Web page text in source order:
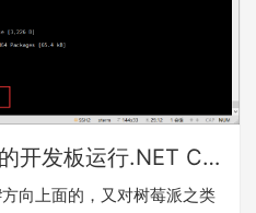
在树莓派等基于ARM的开发板运行.NET Core程序
向上面的，又对树莓派之类